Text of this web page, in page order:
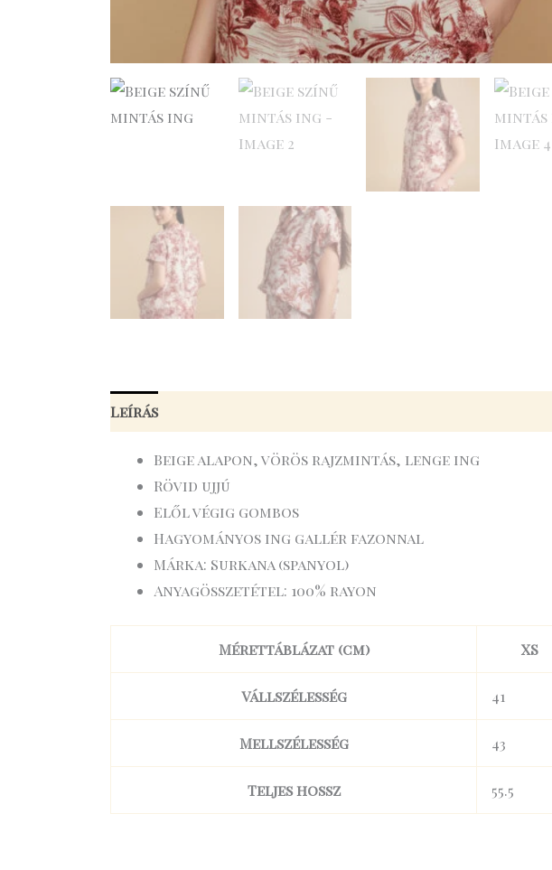
Leírás
Beige alapon, vörös rajzmintás, lenge ing
Rövid ujjú
Elől végig gombos
Hagyományos ing gallér fazonnal
Márka: Surkana (spanyol)
Anyagösszetétel: 100% rayon
Mérettáblázat (cm) XS
Vállszélesség 41
Mellszélesség 43
Teljes hossz 55.5